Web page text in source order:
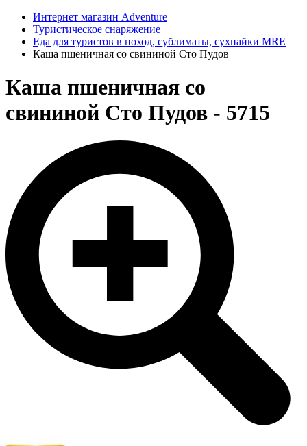
Интернет магазин Adventure
Туристическое снаряжение
Еда для туристов в поход, сублиматы, сухпайки MRE
Каша пшеничная со свининой Сто Пудов
Каша пшеничная со
свининой Сто Пудов - 5715